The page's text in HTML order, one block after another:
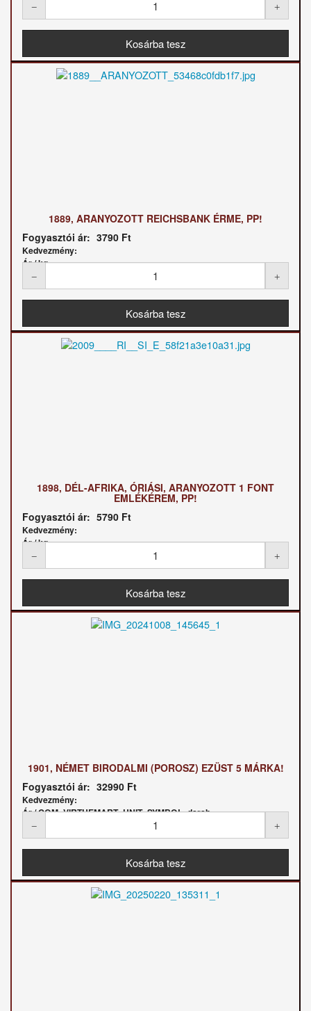
1889, ARANYOZOTT REICHSBANK ÉRME, PP!
Fogyasztói ár: 3790 Ft
Kedvezmény:
Ár / kg:
1898, DÉL-AFRIKA, ÓRIÁSI, ARANYOZOTT 1 FONT
EMLÉKÉREM, PP!
Fogyasztói ár: 5790 Ft
Kedvezmény:
Ár / kg:
1901, NÉMET BIRODALMI (POROSZ) EZÜST 5 MÁRKA!
Fogyasztói ár: 32990 Ft
Kedvezmény:
Ár / COM_VIRTUEMART_UNIT_SYMBOL_darab: